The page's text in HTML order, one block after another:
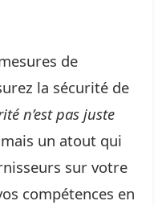
de
la sécurité de
n’est pas juste
un atout qui
sur votre
compétences en